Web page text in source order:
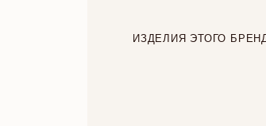
ИЗДЕЛИЯ ЭТОГО